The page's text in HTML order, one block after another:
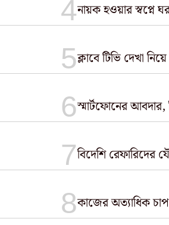
নায়ক হওয়ার স্বপ্নে
ক্লাবে টিভি দেখা
স্মার্টফোনের আবদার,
বিদেশি রেফারিদের
​কাজের অত্যাধিক